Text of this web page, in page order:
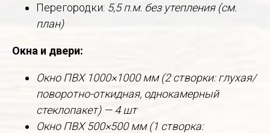
Перегородки: 5,5 п.м. без утепления (см.
план)
Окна и двери:
Окно ПВХ 1000×1000 мм (2 створки: глухая/
поворотно-откидная, однокамерный
стеклопакет) — 4 шт
Окно ПВХ 500×500 мм (1 створка: